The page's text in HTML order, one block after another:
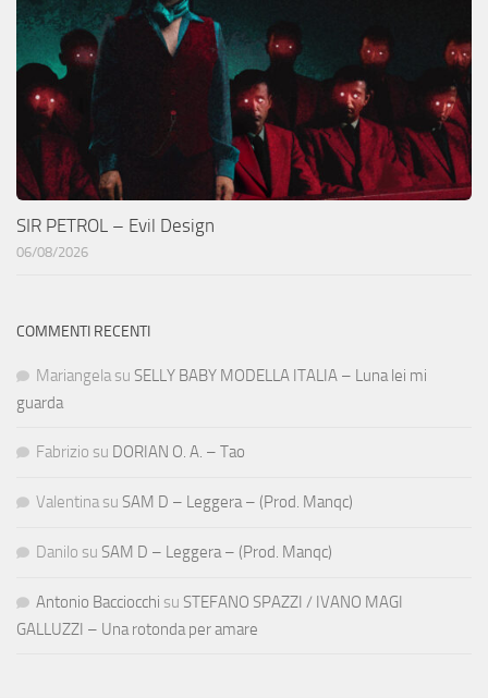
SIR PETROL – Evil Design
06/08/2026
COMMENTI RECENTI
Mariangela su SELLY BABY MODELLA ITALIA – Luna lei mi
guarda
Fabrizio su DORIAN O. A. – Tao
Valentina su SAM D – Leggera – (Prod. Manqc)
Danilo su SAM D – Leggera – (Prod. Manqc)
Antonio Bacciocchi su STEFANO SPAZZI / IVANO MAGI
GALLUZZI – Una rotonda per amare